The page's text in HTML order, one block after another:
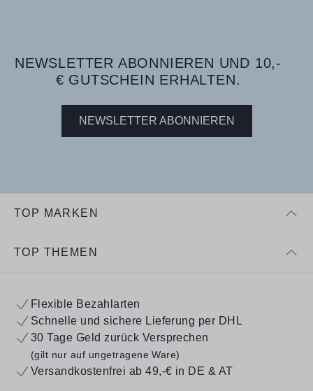
NEWSLETTER ABONNIEREN UND 10,-
€ GUTSCHEIN ERHALTEN.
NEWSLETTER ABONNIEREN
TOP MARKEN
TOP THEMEN
Flexible Bezahlarten
Schnelle und sichere Lieferung per DHL
30 Tage Geld zurück Versprechen
(gilt nur auf ungetragene Ware)
Versandkostenfrei ab 49,-€ in DE & AT